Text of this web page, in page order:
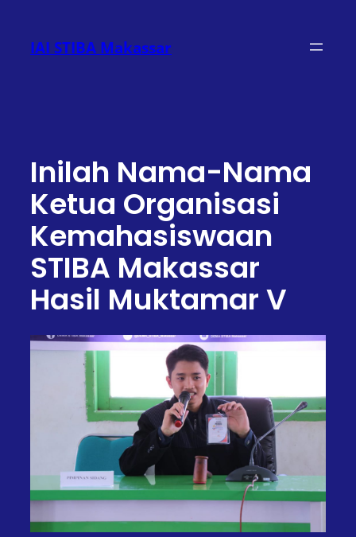
konten
IAI STIBA Makassar
Inilah Nama-Nama
Ketua Organisasi
Kemahasiswaan
STIBA Makassar
Hasil Muktamar V